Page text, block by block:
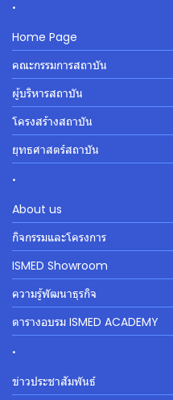
Home Page
คณะกรรมการสถาบัน
ผู้บริหารสถาบัน
โครงสร้างสถาบัน
ยุทธศาสตร์สถาบัน
.
About us
กิจกรรมและโครงการ
ISMED Showroom
ความรู้พัฒนาธุรกิจ
ตารางอบรม ISMED ACADEMY
.
ข่าวประชาสัมพันธ์